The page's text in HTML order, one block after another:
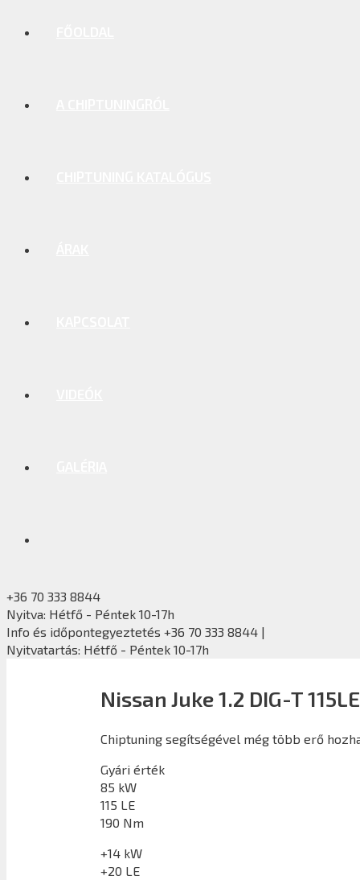
+36 70 333 8844
Nyitva: Hétfő - Péntek 10-17h
Info és időpontegyeztetés +36 70 333 8844 |
Nyitvatartás: Hétfő - Péntek 10-17h
Nissan Juke 1.2 DIG-T
Chiptuning segítségével még több erő
Gyári érték
85 kW
115 LE
190 Nm
+14 kW
+20 LE